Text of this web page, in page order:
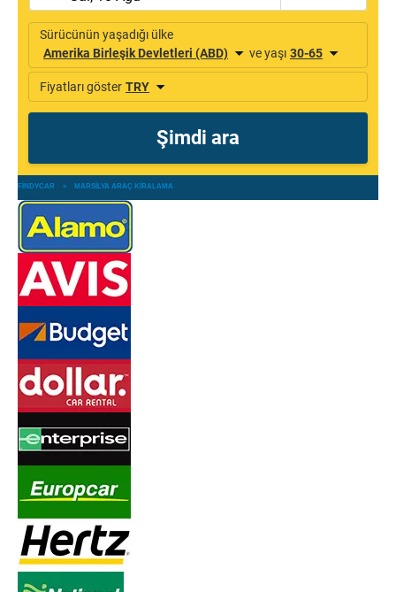
FINDYCAR » MARSILYA ARAÇ KIRALAMA